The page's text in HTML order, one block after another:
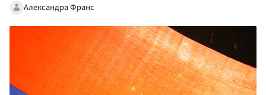
Александра Франс